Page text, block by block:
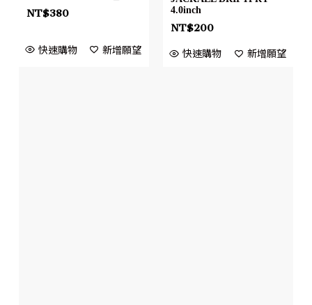
NT$380
快速購物 新增願望
4.0inch
NT$200
快速購物 新增願望